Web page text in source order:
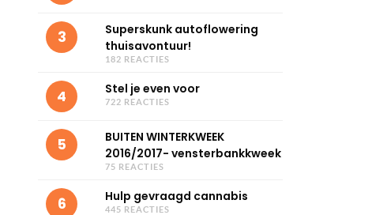
3
Superskunk autoflowering
thuisavontuur!
182 REACTIES
4 Stel je even voor
722 REACTIES
5
BUITEN WINTERKWEEK
2016/2017- vensterbankkweek
75 REACTIES
6 Hulp gevraagd cannabis
445 REACTIES